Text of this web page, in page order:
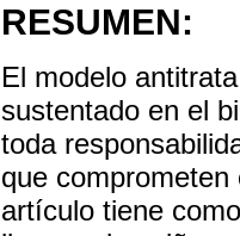
RESUMEN:
El modelo
sustentado en el
toda
que
artículo tiene